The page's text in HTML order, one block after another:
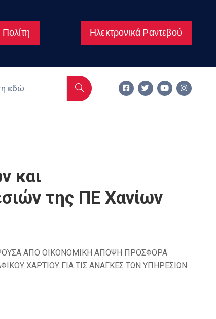
Ηλεκτρονικά Ραντεβού
και
της ΠΕ Χανίων
ΑΠΟ ΟΙΚΟΝΟΜΙΚΗ ΑΠΟΨΗ ΠΡΟΣΦΟΡΑ
ΧΑΡΤΙΟΥ ΓΙΑ ΤΙΣ ΑΝΑΓΚΕΣ ΤΩΝ ΥΠΗΡΕΣΙΩΝ